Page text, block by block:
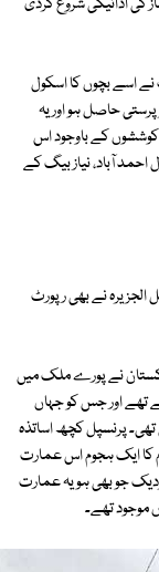
نے اسے بچوں کا اسکول
حاصل ہو اور یہ
کوششوں کے باوجود اس
احمد آباد، نیاز بیگ کے
نے بھی رپورٹ
نے پورے ملک میں
تھے اور جس کو جہاں
پرنسپل کچھ اساتذہ
کا ایک ہجوم اس عمارت
جو بھی ہو یہ عمارت
موجود تھے۔